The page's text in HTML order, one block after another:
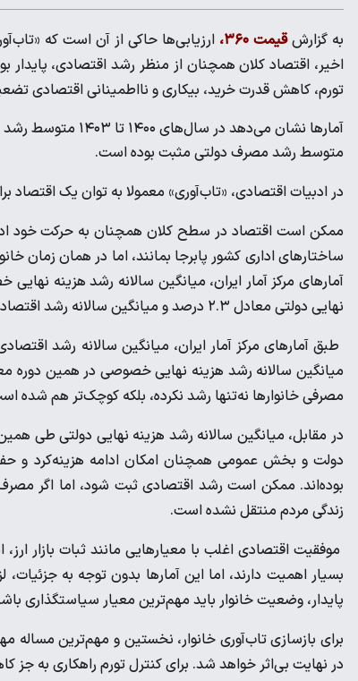
به گزارشقیمت ۳۶۰،
ارزیابی‌ها حاکی از آن است که
اخیر، اقتصاد کلان همچنان از منظر رشد اقتصادی، پایدار
تورم، کاهش قدرت خرید، بیکاری و نااطمینانی اقتصادی
متوسط رشد مصرف دولتی مثبت بوده است.
در ادبیات اقتصادی، «تاب‌آوری» معمولا به توان یک اقتصاد
ممکن است اقتصاد در سطح کلان همچنان به حرکت خود
ساختارهای اداری کشور پابرجا بمانند، اما در همان زمان
نهایی دولتی معادل ۲.۳ درصد و میانگین سالانه رشد اقتصادی به قیمت بازار معادل ۳.۸ درصد بوده است.
مصرفی خانوارها نه‌تنها رشد نکرده، بلکه کوچک‌تر هم شده
دولت و بخش عمومی همچنان امکان ادامه هزینه‌کرد و
بوده‌اند. ممکن است رشد اقتصادی ثبت شود، اما اگر
زندگی مردم منتقل نشده است.
موفقیت اقتصادی اغلب با معیارهایی مانند ثبات بازار
بسیار اهمیت دارند، اما این آمارها بدون توجه به
پایدار، وضعیت خانوار باید مهم‌ترین معیار سیاستگذاری
برای بازسازی تاب‌آوری خانوار، نخستین و مهم‌ترین مساله
در نهایت بی‌اثر خواهد شد. برای کنترل تورم راهکاری به